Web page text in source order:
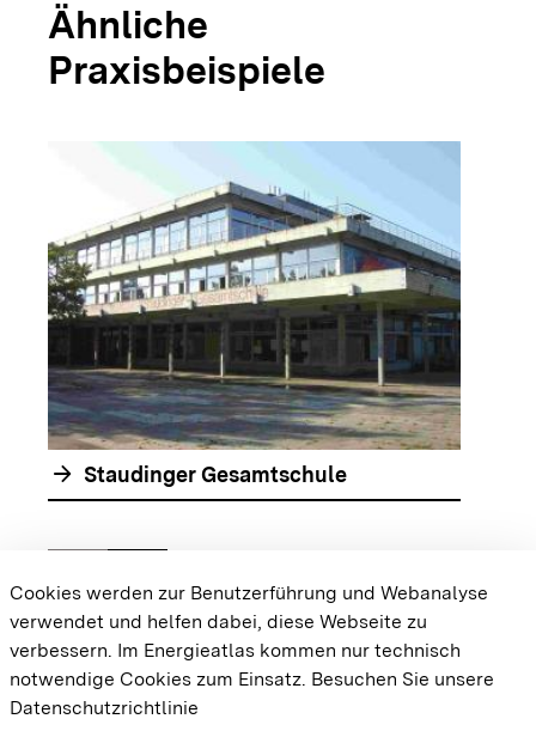
Ähnliche
Praxisbeispiele
arrow_forward Staudinger Gesamtschule
Zur vorhergehenden Folie springen
chevron_rightZur nächsten Folie springen
{{#displayPraxisbeispielMap}} {{{body}}}
{{/displayPraxisbeispielMap}}
Cookies werden zur Benutzerführung und Webanalyse
verwendet und helfen dabei, diese Webseite zu
verbessern. Im Energieatlas kommen nur technisch
notwendige Cookies zum Einsatz. Besuchen Sie unsere
Datenschutzrichtlinie